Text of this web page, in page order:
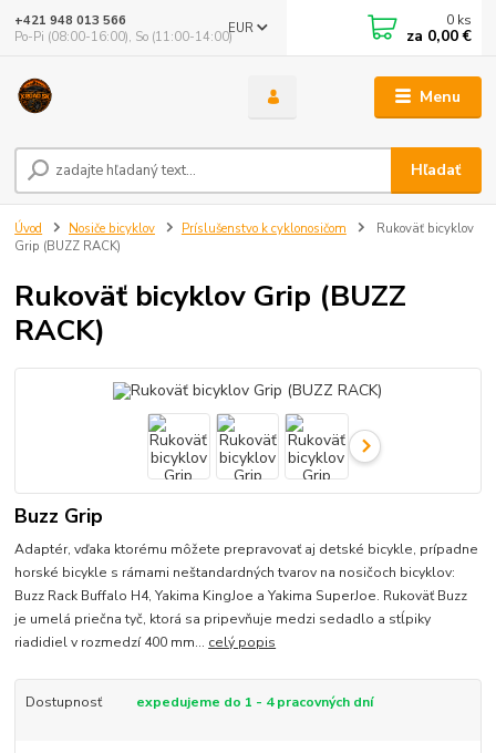
Menu
EUR
Hľadať
+421 948 013 566
Po-Pi (08:00-16:00), So (11:00-14:00)
0 ks
za 0,00 €
Úvod Nosiče bicyklov Príslušenstvo k cyklonosičom
Rukoväť bicyklov
Grip (BUZZ RACK)
Rukoväť bicyklov Grip (BUZZ
RACK)
Buzz Grip
Adaptér, vďaka ktorému môžete prepravovať aj detské bicykle, prípadne
horské bicykle s rámami neštandardných tvarov na nosičoch bicyklov:
Buzz Rack Buffalo H4, Yakima KingJoe a Yakima SuperJoe. Rukoväť Buzz
je umelá priečna tyč, ktorá sa pripevňuje medzi sedadlo a stĺpiky
riadidiel v rozmedzí 400 mm... celý popis
Dostupnosť expedujeme do 1 - 4 pracovných dní